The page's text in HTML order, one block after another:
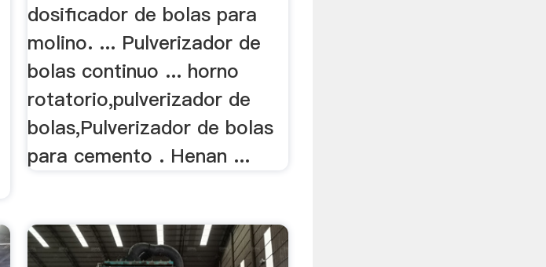
dosificador de bolas para
molino. ... Pulverizador de
bolas continuo ... horno
rotatorio,pulverizador de
bolas,Pulverizador de bolas
para cemento . Henan ...